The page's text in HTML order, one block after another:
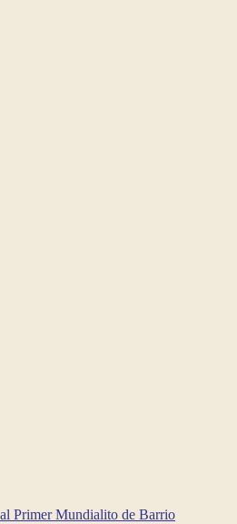
fines de lucro, que pretende
Primer Mundialito de Barrio